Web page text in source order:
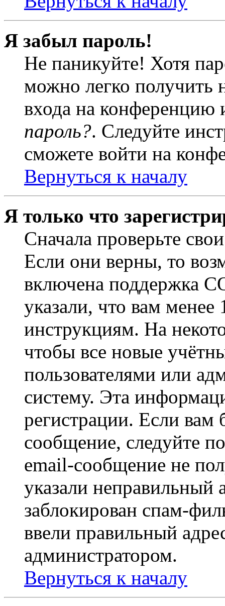
Я забыл пароль!
Не паникуйте! Хотя
можно легко получить
входа на
пароль?. Следуйте
сможете войти на
Вернуться к началу
Я только что
Сначала проверьте
Если они верны, то
включена поддержка
указали, что вам
инструкциям. На
чтобы все новые
пользователями или
систему. Эта
регистрации. Если
сообщение, следуйте
email-сообщение не
указали неправильный
заблокирован спам-
ввели правильный
администратором.
Вернуться к началу